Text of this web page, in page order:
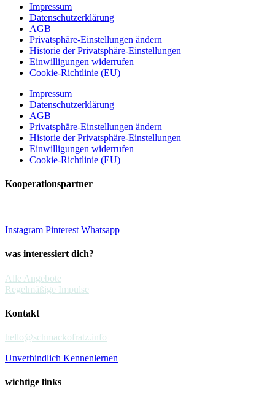
Impressum
Datenschutzerklärung
AGB
Privatsphäre-Einstellungen ändern
Historie der Privatsphäre-Einstellungen
Einwilligungen widerrufen
Cookie-Richtlinie (EU)
Impressum
Datenschutzerklärung
AGB
Privatsphäre-Einstellungen ändern
Historie der Privatsphäre-Einstellungen
Einwilligungen widerrufen
Cookie-Richtlinie (EU)
Kooperationspartner
Instagram Pinterest Whatsapp
was interessiert dich?
Alle Angebote
Regelmäßige Impulse
Kontakt
hello@schmackofratz.info
Unverbindlich Kennenlernen
wichtige links